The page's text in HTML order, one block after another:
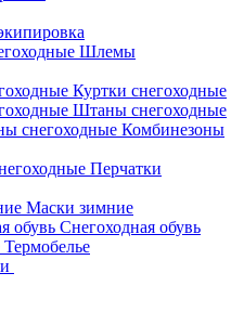
Шлемы
Куртки снегоходные
Штаны снегоходные
Комбинезоны
Перчатки
Маски зимние
Снегоходная обувь
Термобелье